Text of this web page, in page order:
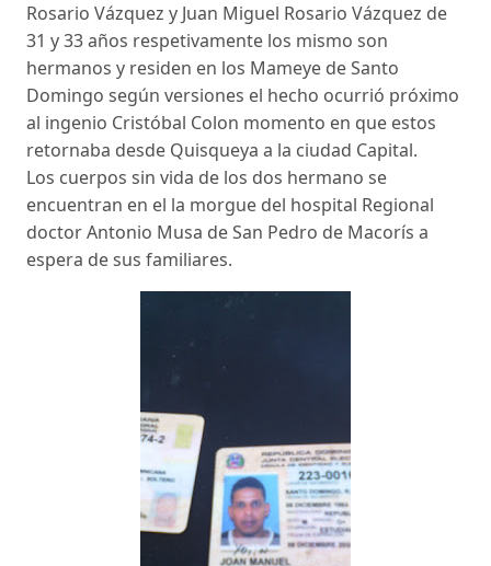
Rosario Vázquez y Juan Miguel Rosario Vázquez de
31 y 33 años respetivamente los mismo son
hermanos y residen en los Mameye de Santo
Domingo según versiones el hecho ocurrió próximo
al ingenio Cristóbal Colon momento en que estos
retornaba desde Quisqueya a la ciudad Capital.
Los cuerpos sin vida de los dos hermano se
encuentran en el la morgue del hospital Regional
doctor Antonio Musa de San Pedro de Macorís a
espera de sus familiares.